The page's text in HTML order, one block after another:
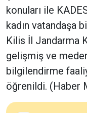
konuları ile
kadın vatandaşa
Kilis İl Jandarma
gelişmiş ve
bilgilendirme
öğrenildi. (Haber